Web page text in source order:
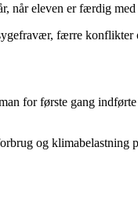
når eleven er færdig
færre konflikter
for første gang
og klimabelastning